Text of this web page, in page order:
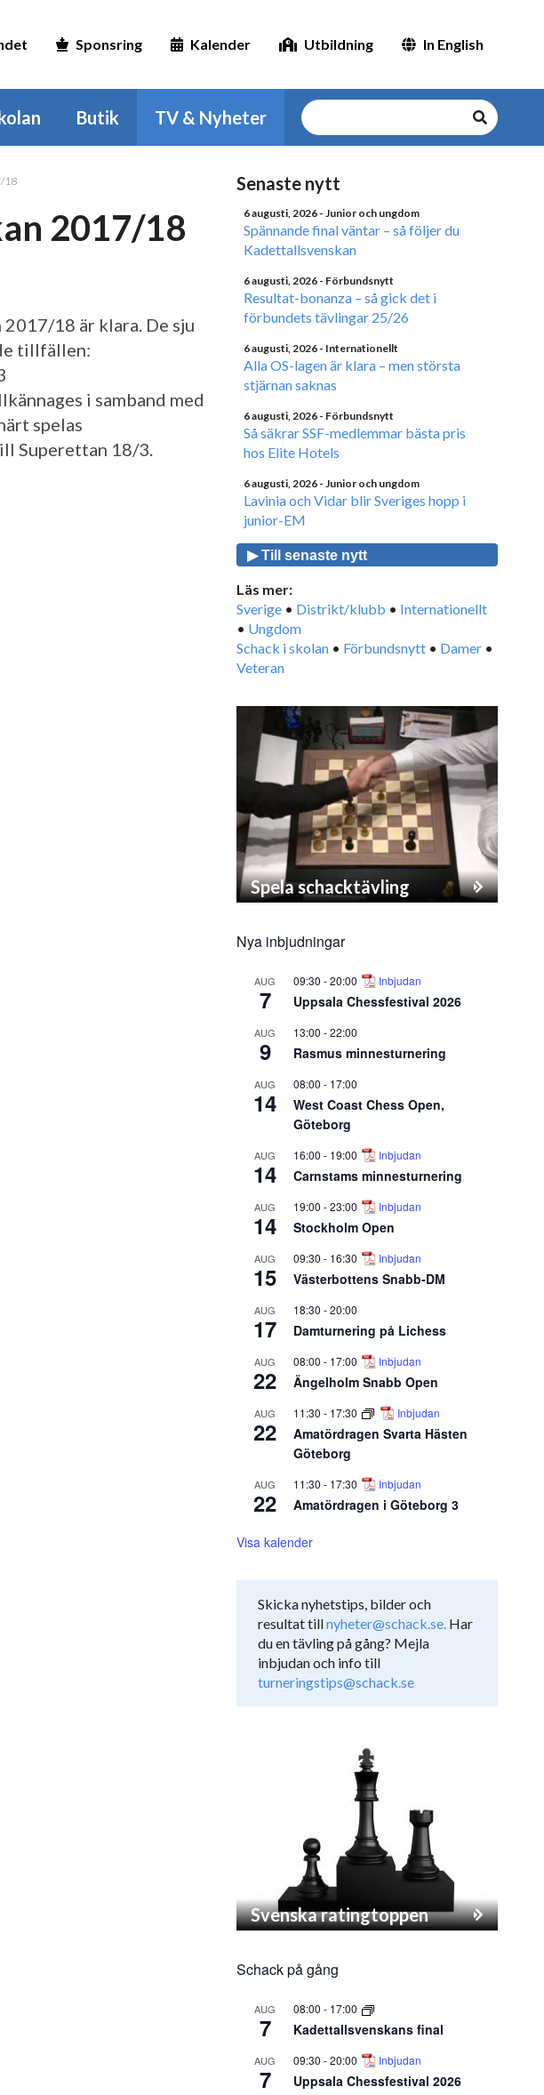
Sponsring Kalender Utbildning In English
Butik TV & Nyheter
18
2017/18
2017/18 är klara. De sju
tillfällen:
i samband med
spelas
Superettan 18/3.
Senaste nytt
6 augusti, 2026 - Junior och ungdom
Spännande final väntar – så följer du
Kadettallsvenskan
6 augusti, 2026 - Förbundsnytt
Resultat-bonanza – så gick det i
förbundets tävlingar 25/26
6 augusti, 2026 - Internationellt
Alla OS-lagen är klara – men största
stjärnan saknas
6 augusti, 2026 - Förbundsnytt
Så säkrar SSF-medlemmar bästa pris
hos Elite Hotels
6 augusti, 2026 - Junior och ungdom
Lavinia och Vidar blir Sveriges hopp i
junior-EM
▶ Till senaste nytt
Läs mer:
Sverige • Distrikt/klubb • Internationellt
• Ungdom
Schack i skolan • Förbundsnytt • Damer •
Veteran
Spela schacktävling
Nya inbjudningar
AUG
7
09:30 -20:00 Inbjudan
Uppsala Chessfestival 2026
AUG
9
13:00 -22:00
Rasmus minnesturnering
AUG
14
08:00 - 17:00
West Coast Chess Open,
Göteborg
AUG
14
16:00 - 19:00 Inbjudan
Carnstams minnesturnering
AUG
14
19:00 -23:00 Inbjudan
Stockholm Open
AUG
15
09:30 - 16:30 Inbjudan
Västerbottens Snabb-DM
AUG
17
18:30 -20:00
Damturnering på Lichess
AUG
22
08:00 - 17:00 Inbjudan
Ängelholm Snabb Open
AUG
22
11:30 - 17:30 Inbjudan
Amatördragen Svarta Hästen
Göteborg
AUG
22
11:30 - 17:30 Inbjudan
Amatördragen i Göteborg 3
Visa kalender
Skicka nyhetstips, bilder och
resultat tillnyheter@schack.se. Har
du en tävling på gång? Mejla
inbjudan och info till
turneringstips@schack.se
Svenska ratingtoppen
Schack på gång
AUG
7
08:00 - 17:00
Kadettallsvenskans final
AUG
7
09:30 -20:00 Inbjudan
Uppsala Chessfestival 2026